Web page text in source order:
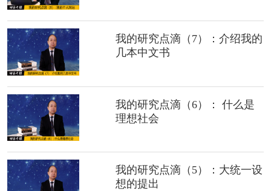
我的研究点滴（7）：介绍我的
几本中文书
我的研究点滴（6）： 什么是
理想社会
我的研究点滴（5）：大统一设
想的提出